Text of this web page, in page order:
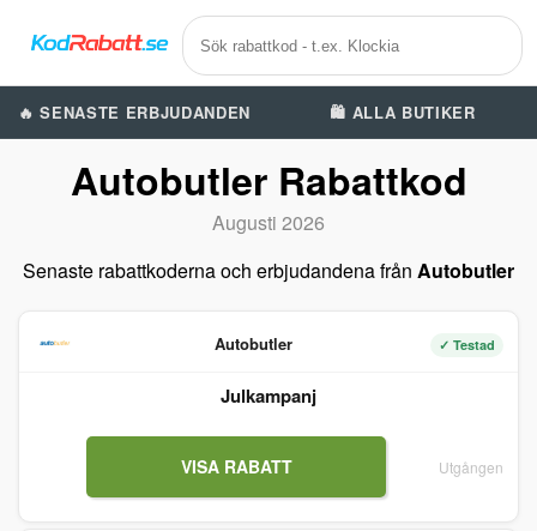
🔥 SENASTE ERBJUDANDEN 🛍️ ALLA BUTIKER
Autobutler Rabattkod
Augusti 2026
Senaste rabattkoderna och erbjudandena från Autobutler
Autobutler ✓ Testad
Julkampanj
VISA RABATT Utgången